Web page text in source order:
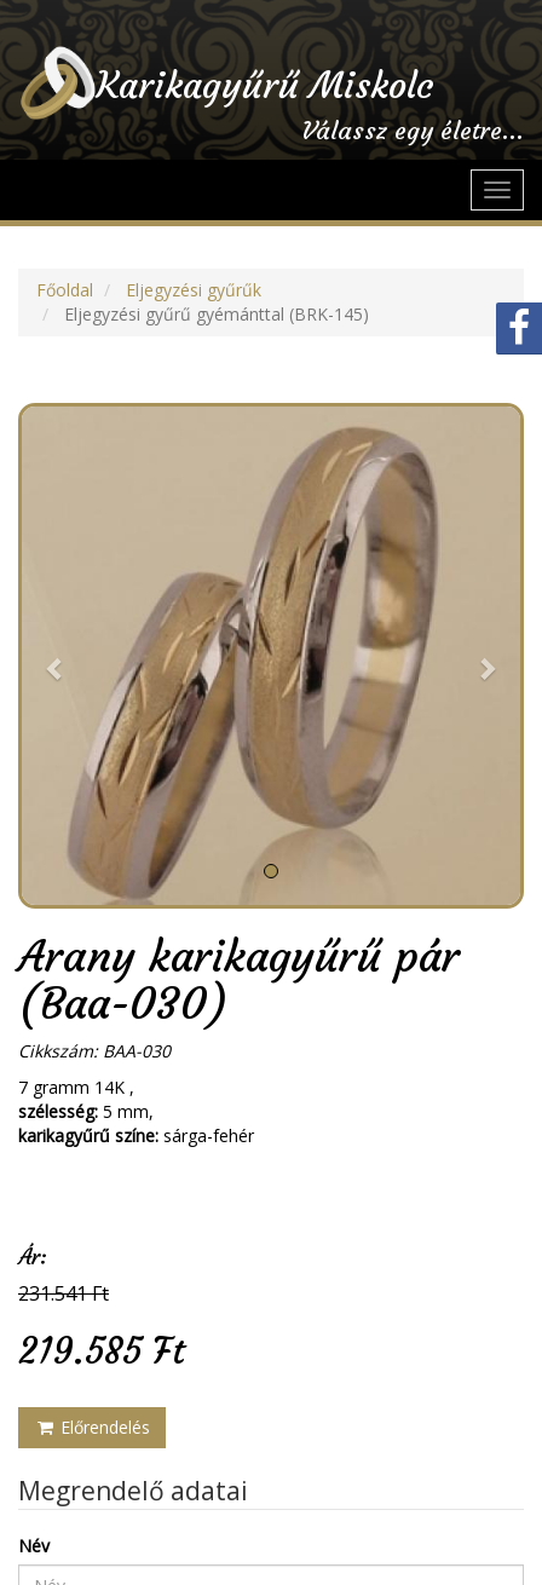
Karikagyűrű Miskolc
Válassz egy életre...
Főoldal
Eljegyzési gyűrűk
Eljegyzési gyűrű gyémánttal (BRK-145)
Next
Arany karikagyűrű pár
(Baa-030)
Cikkszám: BAA-030
7 gramm 14K ,
szélesség: 5 mm,
karikagyűrű színe: sárga-fehér
Ár:
231.541 Ft
219.585 Ft
Előrendelés
Megrendelő adatai
Név